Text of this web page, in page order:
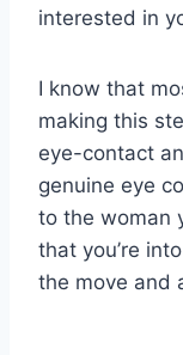
interested in
I know that
making this
eye-contact
genuine eye
to the woman
that you’re
the move and